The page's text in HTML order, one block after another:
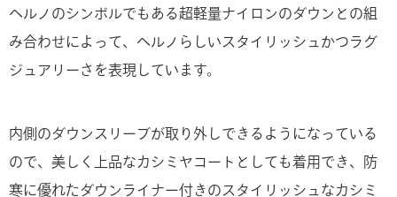
ヘルノのシンボルでもある超軽量ナイロンのダウンとの組
み合わせによって、ヘルノらしいスタイリッシュかつラグ
ジュアリーさを表現しています。
内側のダウンスリーブが取り外しできるようになっている
ので、美しく上品なカシミヤコートとしても着用でき、防
寒に優れたダウンライナー付きのスタイリッシュなカシミ